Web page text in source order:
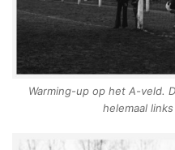
Warming-up op het A-veld.
helemaal